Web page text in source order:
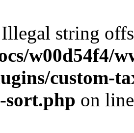
string
w00d54f4/
custom-
sort.php on